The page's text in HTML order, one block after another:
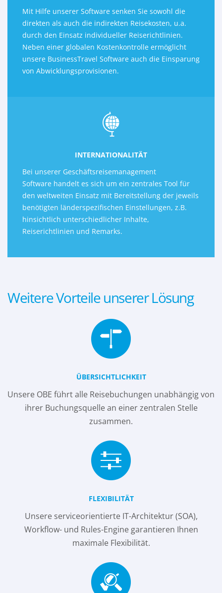
Mit Hilfe unserer Software senken Sie sowohl die
direkten als auch die indirekten Reisekosten, u.a.
durch den Einsatz individueller Reiserichtlinien.
Neben einer globalen Kostenkontrolle ermöglicht
unsere BusinessTravel Software auch die Einsparung
von Abwicklungsprovisionen.
INTERNATIONALITÄT
Bei unserer Geschäftsreisemanagement
Software handelt es sich um ein zentrales Tool für
den weltweiten Einsatz mit Bereitstellung der jeweils
benötigten länderspezifischen Einstellungen, z.B.
hinsichtlich unterschiedlicher Inhalte,
Reiserichtlinien und Remarks.
Weitere Vorteile unserer Lösung
ÜBERSICHTLICHKEIT
Unsere OBE führt alle Reisebuchungen unabhängig von
ihrer Buchungsquelle an einer zentralen Stelle
zusammen.
FLEXIBILITÄT
Unsere serviceorientierte IT-Architektur (SOA),
Workflow- und Rules-Engine garantieren Ihnen
maximale Flexibilität.